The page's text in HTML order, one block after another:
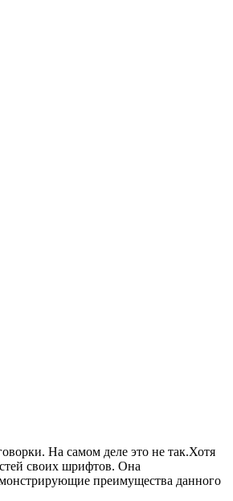
На самом деле это не так.Хотя
своих шрифтов. Она
преимущества данного